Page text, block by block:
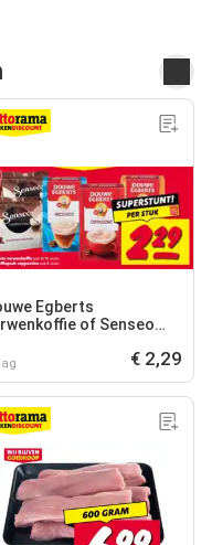
Egberts
of Senseo
€ 2,29